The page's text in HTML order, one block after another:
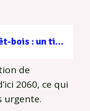
Filière forêt-bois : un tissu d’entreprises au service d’une gestion durable
de
2060, ce qui
urgente.